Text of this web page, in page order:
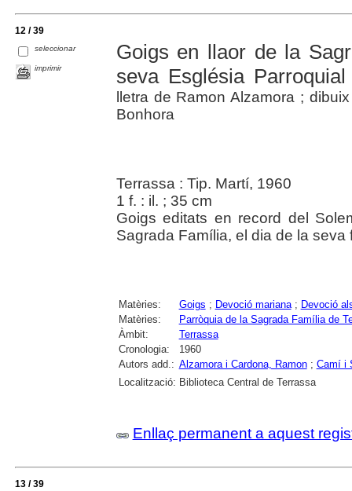
12 / 39
seleccionar
imprimir
Goigs en llaor de la
seva Església
lletra de Ramon Alzamora ;
Bonhora
Terrassa : Tip. Martí, 1960
1 f. : il. ; 35 cm
Goigs editats en record del
Sagrada Família, el dia de la
Matèries: Goigs ; Devoció mariana; Devoció
Matèries:
Parròquia de la Sagrada Família de
Àmbit:
Terrassa
Cronologia:
1960
Autors add.: Alzamora i Cardona, Ramon; Camí i
Localització: Biblioteca Central de Terrassa
Enllaç permanent a aquest
13 / 39